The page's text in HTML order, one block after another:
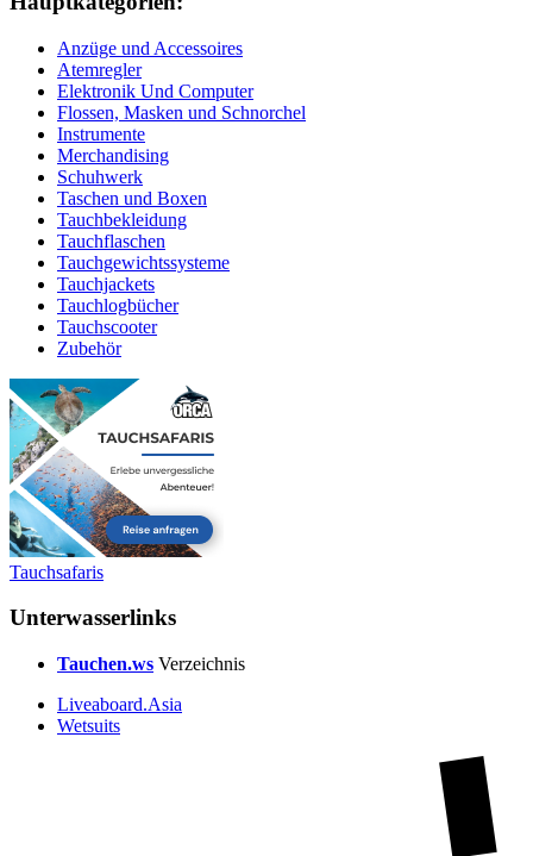
Anzüge und Accessoires
Atemregler
Elektronik Und Computer
Flossen, Masken und Schnorchel
Instrumente
Merchandising
Schuhwerk
Taschen und Boxen
Tauchbekleidung
Tauchflaschen
Tauchgewichtssysteme
Tauchjackets
Tauchlogbücher
Tauchscooter
Zubehör
Tauchsafaris
Unterwasserlinks
Tauchen.ws Verzeichnis
Liveaboard.Asia
Wetsuits